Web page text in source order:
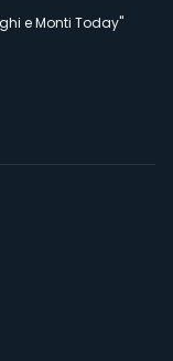
e Monti Today"